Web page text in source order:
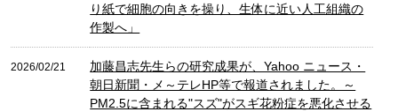
り紙で細胞の向きを操り、生体に近い人工組織の
作製へ」
2026/02/21
加藤昌志先生らの研究成果が、Yahoo ニュース・
朝日新聞・メ～テレHP等で報道されました。～
PM2.5に含まれる"スズ"がスギ花粉症を悪化させる